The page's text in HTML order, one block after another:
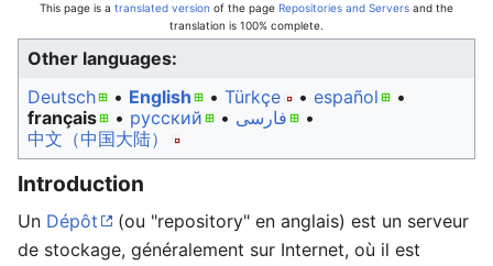
This page is a translated version of the page Repositories and Servers and the
translation is 100% complete.
Other languages:
Deutsch
• ‎ English • ‎ Türkçe • ‎ español
•
français • ‎ русский • ‎ فارسی
• ‎
中文（中国大陆）‎
Introduction
Un Dépôt
(ou "repository" en anglais) est un serveur
de stockage, généralement sur Internet, où il est